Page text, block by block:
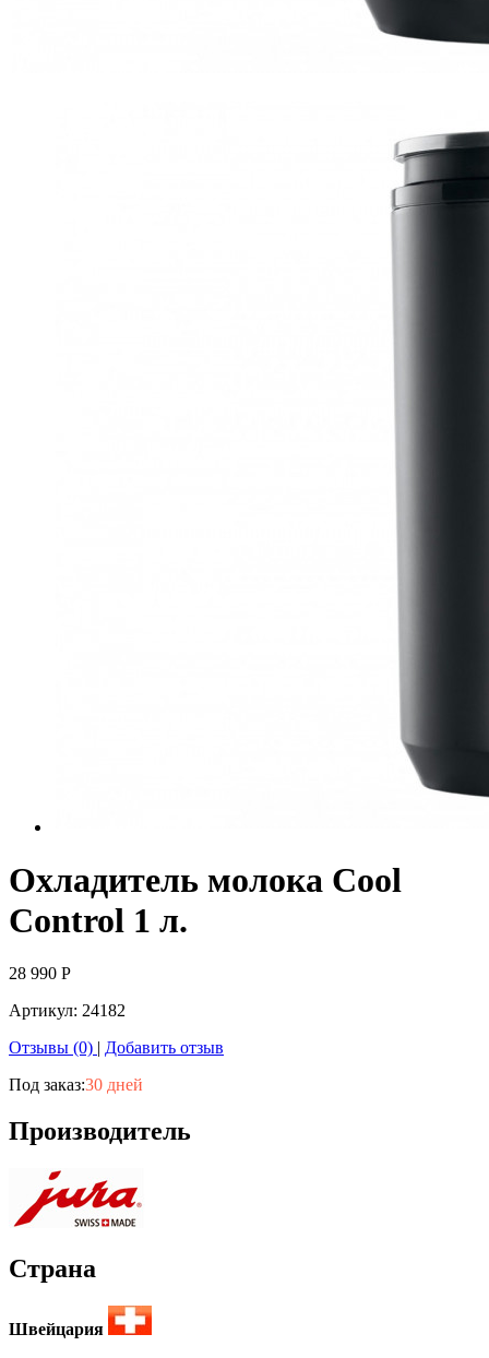
Охладитель молока Cool
Control 1 л.
28 990 Р
Артикул: 24182
Отзывы (0) | Добавить отзыв
Под заказ:30 дней
Производитель
Страна
Швейцария